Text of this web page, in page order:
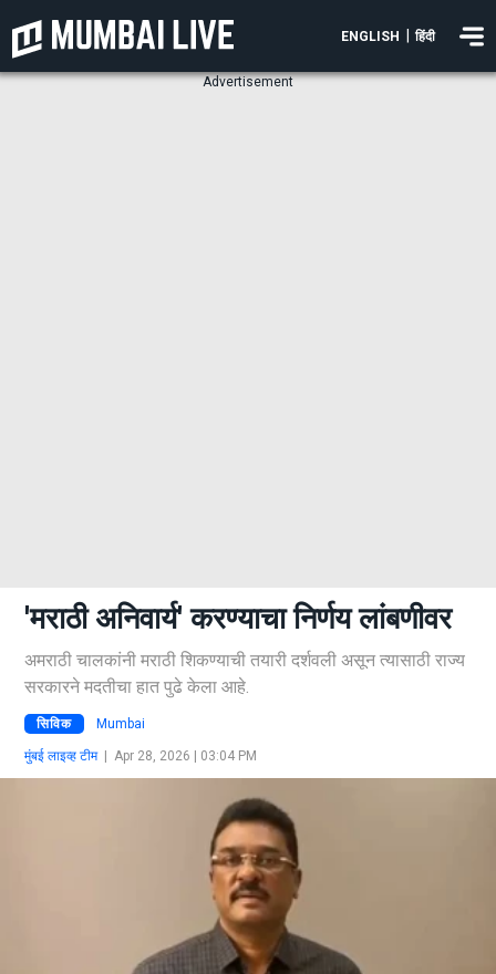
ENGLISH हिंदी
Advertisement
'मराठी अनिवार्य' करण्याचा निर्णय लांबणीवर
अमराठी चालकांनी मराठी शिकण्याची तयारी दर्शवली असून त्यासाठी राज्य
सरकारने मदतीचा हात पुढे केला आहे.
सिविक Mumbai
मुंबई लाइव्ह टीम| Apr 28, 2026 | 03:04 PM